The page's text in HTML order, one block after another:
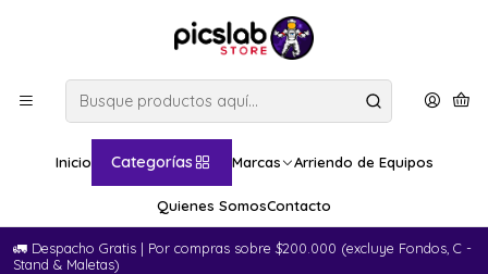
Inicio Categorías Marcas Arriendo de Equipos
Quienes SomosContacto
🚛​ Despacho Gratis | Por compras sobre $200.000 (excluye Fondos, C -
Stand & Maletas)